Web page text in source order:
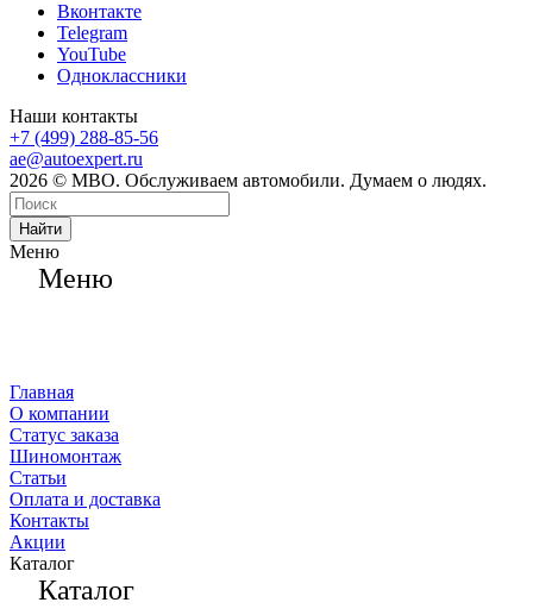
Вконтакте
Telegram
YouTube
Одноклассники
Наши контакты
+7 (499) 288-85-56
ae@autoexpert.ru
2026 © МВО. Обслуживаем автомобили. Думаем о людях.
Найти
Меню
Меню
Главная
О компании
Статус заказа
Шиномонтаж
Статьи
Оплата и доставка
Контакты
Акции
Каталог
Каталог